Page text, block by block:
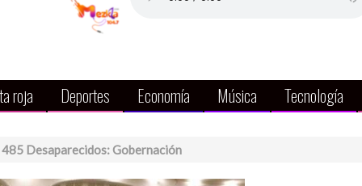
roja Deportes Economía Música Tecnología
Desaparecidos: Gobernación